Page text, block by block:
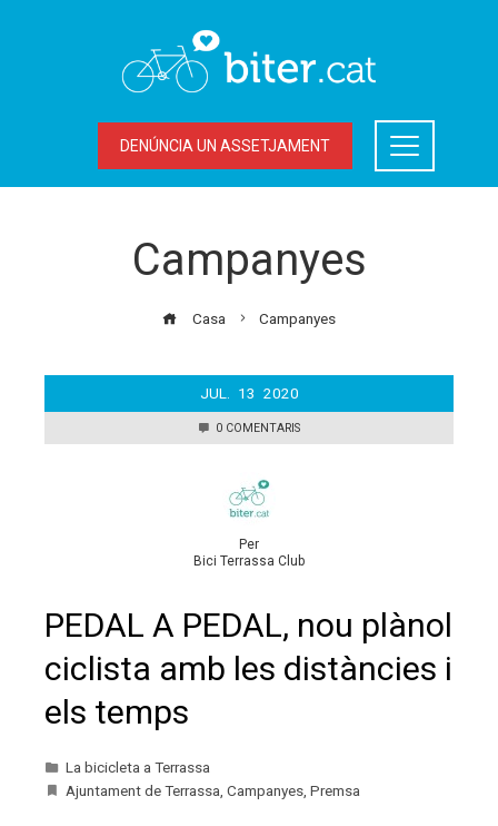
DENÚNCIA UN ASSETJAMENT
Campanyes
Casa Campanyes
JUL. 13 2020
0 COMENTARIS
Per
Bici Terrassa Club
PEDAL A PEDAL, nou plànol
ciclista amb les distàncies i
els temps
La bicicleta a Terrassa
Ajuntament de Terrassa Campanyes Premsa